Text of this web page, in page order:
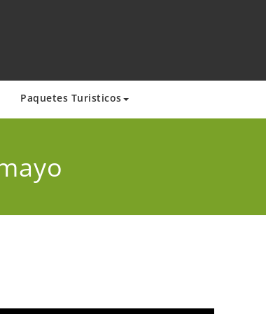
Paquetes Turisticos